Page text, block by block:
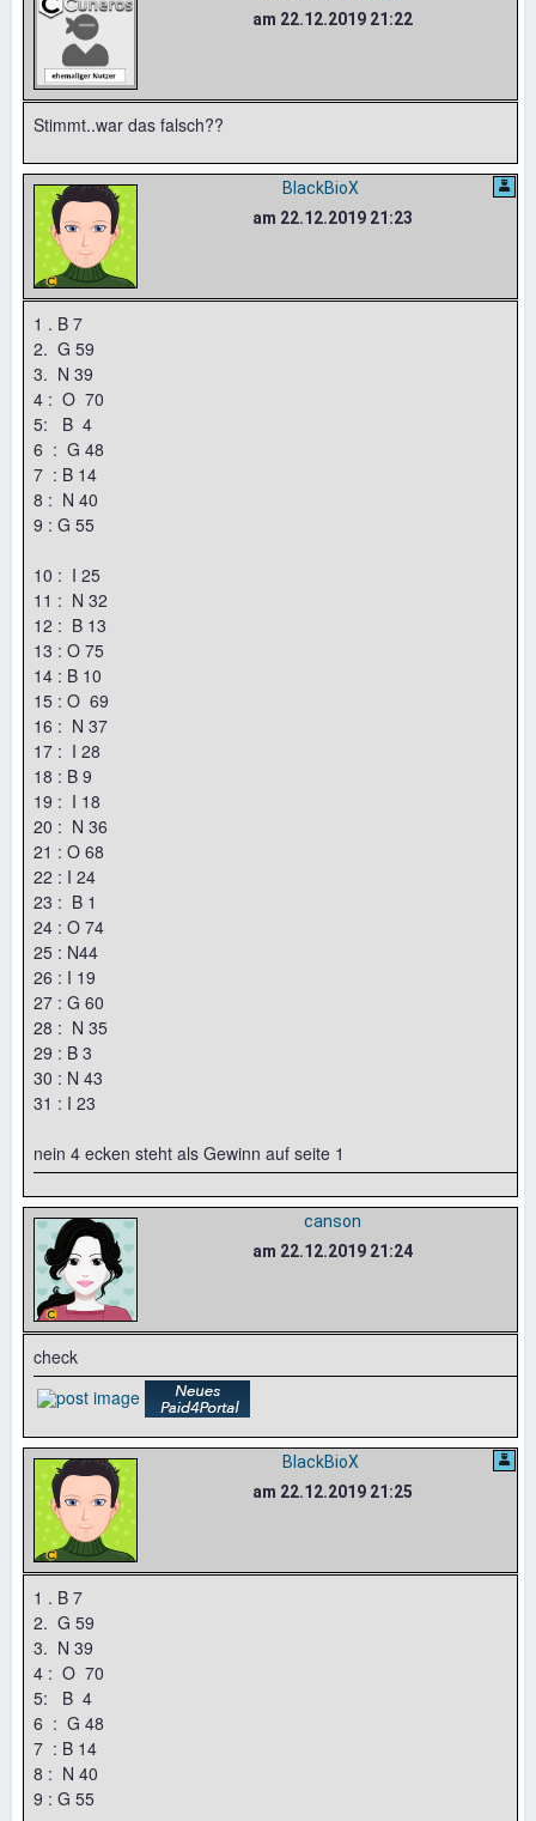
am 22.12.2019 21:22
Stimmt..war das falsch??
BlackBioX
am 22.12.2019 21:23
1 . B 7
2. G 59
3. N 39
4 : O 70
5: B 4
6 : G 48
7 : B 14
8 : N 40
9 : G 55
10 : I 25
11 : N 32
12 : B 13
13 : O 75
14 : B 10
15 : O 69
16 : N 37
17 : I 28
18 : B 9
19 : I 18
20 : N 36
21 : O 68
22 : I 24
23 : B 1
24 : O 74
25 : N44
26 : I 19
27 : G 60
28 : N 35
29 : B 3
30 : N 43
31 : I 23
nein 4 ecken steht als Gewinn auf seite 1
canson
am 22.12.2019 21:24
check
BlackBioX
am 22.12.2019 21:25
1 . B 7
2. G 59
3. N 39
4 : O 70
5: B 4
6 : G 48
7 : B 14
8 : N 40
9 : G 55